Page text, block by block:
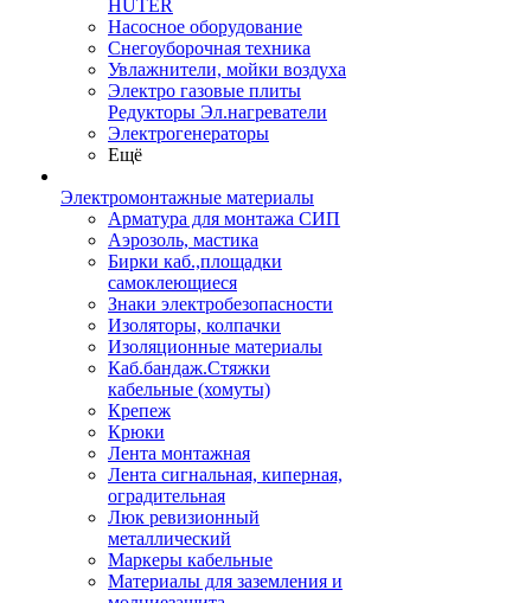
HUTER
Насосное оборудование
Снегоуборочная техника
Увлажнители, мойки воздуха
Электро газовые плиты
Редукторы Эл.нагреватели
Электрогенераторы
Ещё
Электромонтажные материалы
Арматура для монтажа СИП
Аэрозоль, мастика
Бирки каб.,площадки
самоклеющиеся
Знаки электробезопасности
Изоляторы, колпачки
Изоляционные материалы
Каб.бандаж.Стяжки
кабельные (хомуты)
Крепеж
Крюки
Лента монтажная
Лента сигнальная, киперная,
оградительная
Люк ревизионный
металлический
Маркеры кабельные
Материалы для заземления и